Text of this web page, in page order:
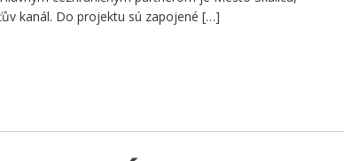
kanál. Do projektu sú zapojené […]